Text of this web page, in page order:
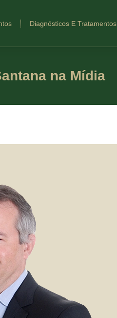
Diagnósticos E Tratamentos
na Mídia